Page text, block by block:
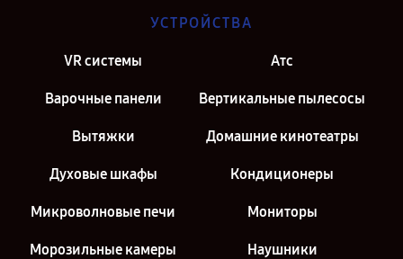
УСТРОЙСТВА
VR системы Атс
Варочные панели Вертикальные пылесосы
Вытяжки Домашние кинотеатры
Духовые шкафы Кондиционеры
Микроволновые печи Мониторы
Морозильные камеры Наушники